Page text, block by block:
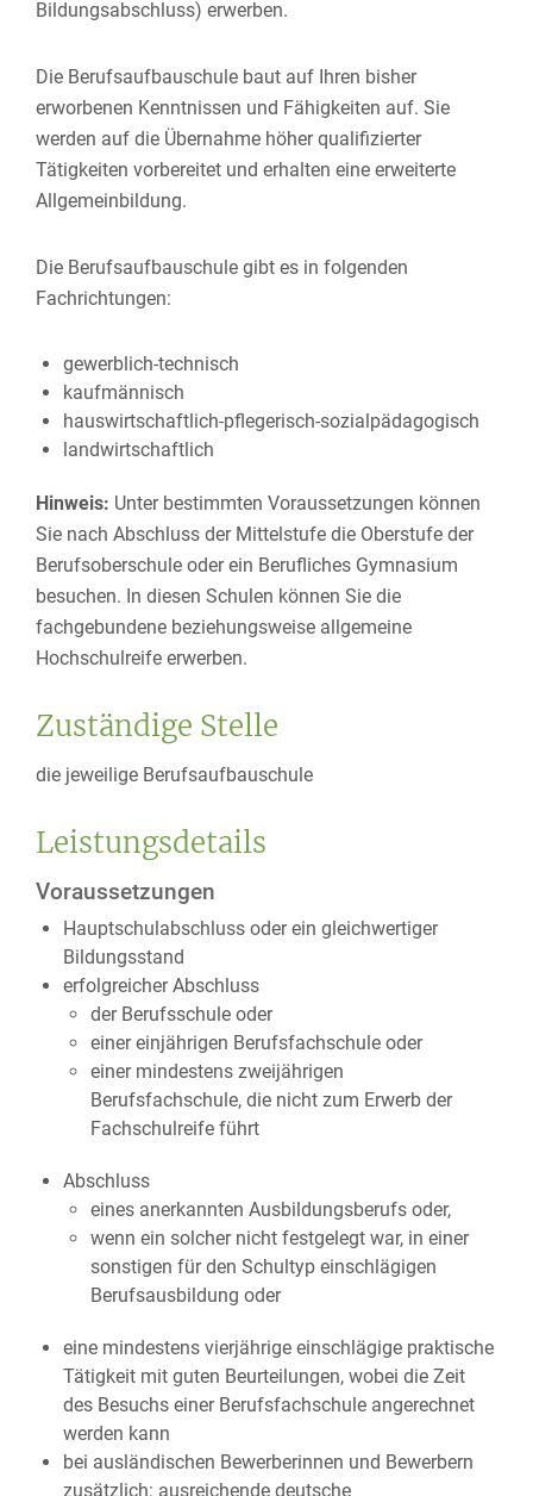
Bildungsabschluss) erwerben.
Die Berufsaufbauschule baut auf Ihren bisher
erworbenen Kenntnissen und Fähigkeiten auf. Sie
werden auf die Übernahme höher qualifizierter
Tätigkeiten vorbereitet und erhalten eine erweiterte
Allgemeinbildung.
Die Berufsaufbauschule gibt es in folgenden
Fachrichtungen:
gewerblich-technisch
kaufmännisch
hauswirtschaftlich-pflegerisch-sozialpädagogisch
landwirtschaftlich
Hinweis: Unter bestimmten Voraussetzungen können
Sie nach Abschluss der Mittelstufe die Oberstufe der
Berufsoberschule oder ein Berufliches Gymnasium
besuchen. In diesen Schulen können Sie die
fachgebundene beziehungsweise allgemeine
Hochschulreife erwerben.
Zuständige Stelle
die jeweilige Berufsaufbauschule
Leistungsdetails
Voraussetzungen
Hauptschulabschluss oder ein gleichwertiger
Bildungsstand
erfolgreicher Abschluss
der Berufsschule oder
einer einjährigen Berufsfachschule oder
einer mindestens zweijährigen
Berufsfachschule, die nicht zum Erwerb der
Fachschulreife führt
Abschluss
eines anerkannten Ausbildungsberufs oder,
wenn ein solcher nicht festgelegt war, in einer
sonstigen für den Schultyp einschlägigen
Berufsausbildung oder
eine mindestens vierjährige einschlägige praktische
Tätigkeit mit guten Beurteilungen, wobei die Zeit
des Besuchs einer Berufsfachschule angerechnet
werden kann
bei ausländischen Bewerberinnen und Bewerbern
zusätzlich: ausreichende deutsche